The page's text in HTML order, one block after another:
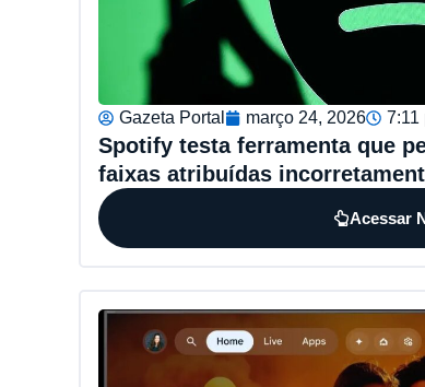
Gazeta Portal março 24, 2026 7:11
Spotify testa ferramenta que
faixas atribuídas
Acessar